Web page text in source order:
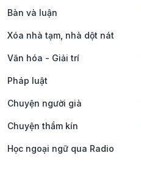
Bàn và luận
Xóa nhà tạm, nhà dột nát
Văn hóa - Giải trí
Pháp luật
Chuyện người già
Chuyện thầm kín
Học ngoại ngữ qua Radio